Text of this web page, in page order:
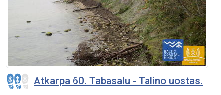
Atkarpa 60. Tabasalu - Talino uostas.